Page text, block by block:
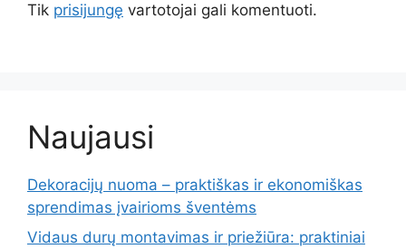
Tik prisijungę vartotojai gali komentuoti.
Naujausi
Dekoracijų nuoma – praktiškas ir ekonomiškas
sprendimas įvairioms šventėms
Vidaus durų montavimas ir priežiūra: praktiniai